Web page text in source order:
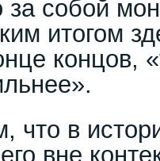
за собой
итогом
концов,
что в
вне